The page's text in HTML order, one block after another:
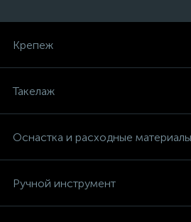
Крепеж
Такелаж
Оснастка и расходные материалы
Ручной инструмент